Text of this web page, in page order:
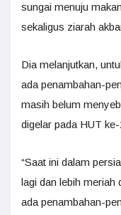
sungai menuju
sekaligus ziarah
Dia melanjutkan,
ada penambahan-
masih belum
digelar pada HUT
“Saat ini dalam
lagi dan lebih meriah
ada penambahan-